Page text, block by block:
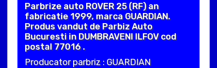
Parbrize auto ROVER 25 (RF) an
fabricatie 1999, marca GUARDIAN.
Produs vandut de Parbiz Auto
Bucuresti in DUMBRAVENI ILFOV cod
postal 77016 .
Producator parbriz : GUARDIAN